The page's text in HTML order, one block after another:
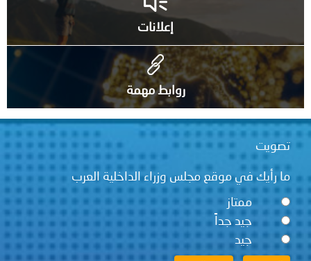
إعلانات
روابط مهمة
في موقع مجلس وزراء الداخلية العرب
ممتاز
جيد جداً
جيد